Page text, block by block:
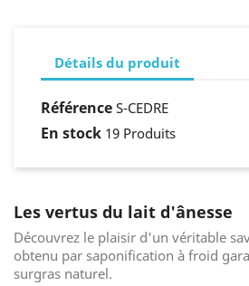
Détails du produit
Référence S-CEDRE
En stock 19 Produits
Les vertus du lait d'ânesse
Découvrez le plaisir d'un véritable
obtenu par saponification à froid
surgras naturel.